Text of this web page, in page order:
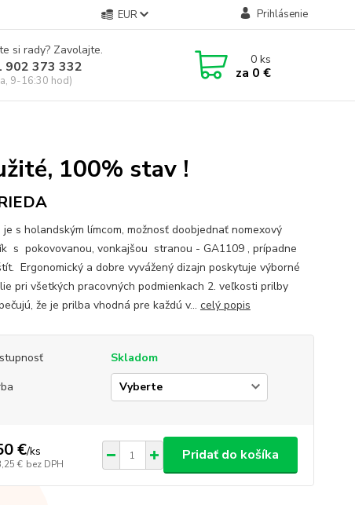
EUR Prihlásenie
si rady? Zavolajte.
902 373 332
9-16:30 hod)
0ks
za 0 €
100% stav !
je s holandským límcom, možnosť doobjednať nomexový
s pokovovanou, vonkajšou stranou - GA1109 , prípadne
Ergonomický a dobre vyvážený dizajn poskytuje výborné
pri všetkých pracovných podmienkach 2. veľkosti prilby
že je prilba vhodná pre každú v... celý popis
Skladom
€/ks
€ bez DPH
Pridať do košíka